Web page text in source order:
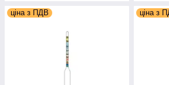
ціна з ПДВ ціна з